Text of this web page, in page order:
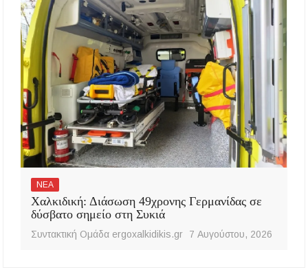
ΝΕΑ
Χαλκιδική: Διάσωση 49χρονης Γερμανίδας σε
δύσβατο σημείο στη Συκιά
Συντακτική Ομάδα ergoxalkidikis.gr 7 Αυγούστου, 2026